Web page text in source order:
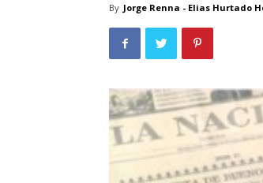
By Jorge Renna - Elias Hurtado